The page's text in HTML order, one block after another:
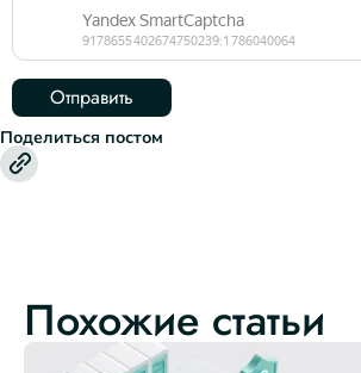
Поделиться постом
Похожие статьи